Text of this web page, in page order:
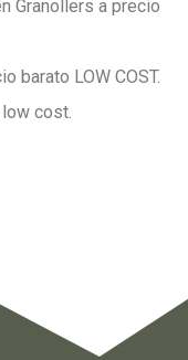
Granollers a precio
barato LOW COST.
cost.